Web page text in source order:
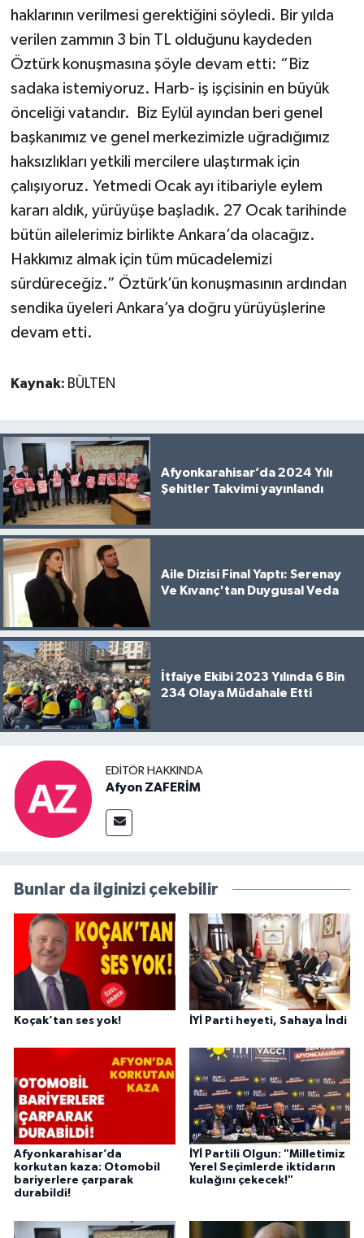
haklarının verilmesi gerektiğini söyledi. Bir yılda
verilen zammın 3 bin TL olduğunu kaydeden
Öztürk konuşmasına şöyle devam etti: “Biz
sadaka istemiyoruz. Harb- iş işçisinin en büyük
önceliği vatandır. Biz Eylül ayından beri genel
başkanımız ve genel merkezimizle uğradığımız
haksızlıkları yetkili mercilere ulaştırmak için
çalışıyoruz. Yetmedi Ocak ayı itibariyle eylem
kararı aldık, yürüyüşe başladık. 27 Ocak tarihinde
bütün ailelerimiz birlikte Ankara’da olacağız.
Hakkımız almak için tüm mücadelemizi
sürdüreceğiz.” Öztürk’ün konuşmasının ardından
sendika üyeleri Ankara’ya doğru yürüyüşlerine
devam etti.
Kaynak: BÜLTEN
Afyonkarahisar’da 2024 Yılı
Şehitler Takvimi yayınlandı
Aile Dizisi Final Yaptı: Serenay
Ve Kıvanç'tan Duygusal Veda
İtfaiye Ekibi 2023 Yılında 6 Bin
234 Olaya Müdahale Etti
EDITÖR HAKKINDA
Afyon ZAFERİM
Bunlar da ilginizi çekebilir
Koçak’tan ses yok! İYİ Parti heyeti, Sahaya İndi
Afyonkarahisar’da
korkutan kaza: Otomobil
bariyerlere çarparak
durabildi!
İYİ Partili Olgun: "Milletimiz
Yerel Seçimlerde iktidarın
kulağını çekecek!"